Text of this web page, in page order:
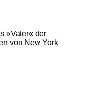
»Vater« der
von New York